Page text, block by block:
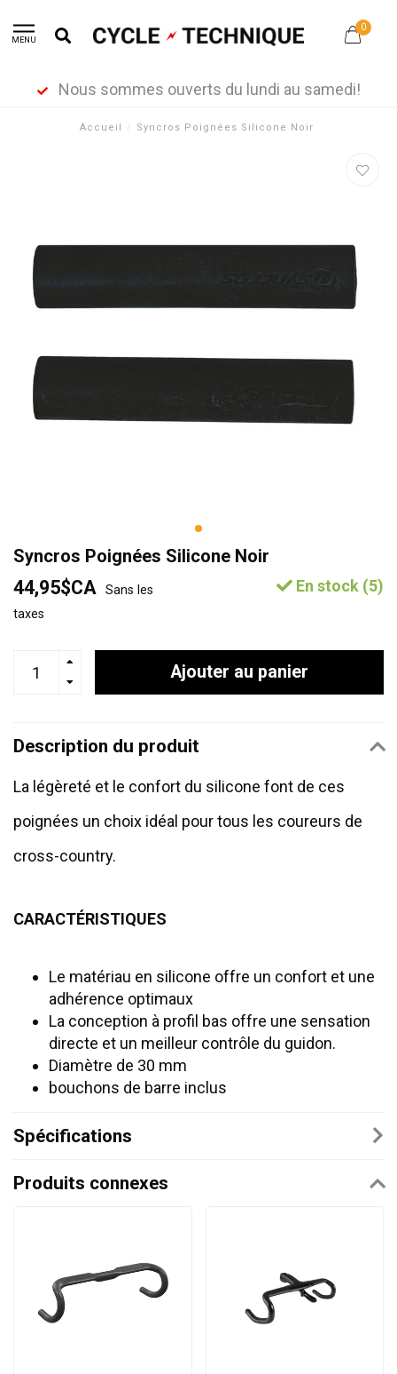
MENU
0
Nous sommes ouverts du lundi au samedi!
Accueil / Syncros Poignées Silicone Noir
Syncros Poignées Silicone Noir
44,95$CA Sans les
taxes
En stock (5)
Ajouter au panier
Description du produit
La légèreté et le confort du silicone font de ces
poignées un choix idéal pour tous les coureurs de
cross-country.
CARACTÉRISTIQUES
Le matériau en silicone offre un confort et une
adhérence optimaux
La conception à profil bas offre une sensation
directe et un meilleur contrôle du guidon.
Diamètre de 30 mm
bouchons de barre inclus
Spécifications
Produits connexes